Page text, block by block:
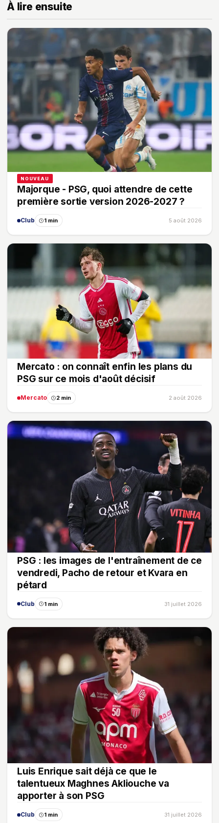
À lire ensuite
NOUVEAU
Majorque - PSG, quoi attendre de cette
première sortie version 2026-2027 ?
Club 1 min 5 août 2026
Mercato : on connaît enfin les plans du
PSG sur ce mois d'août décisif
Mercato 2 min 2 août 2026
PSG : les images de l'entraînement de ce
vendredi, Pacho de retour et Kvara en
pétard
Club 1 min 31 juillet 2026
Luis Enrique sait déjà ce que le
talentueux Maghnes Akliouche va
apporter à son PSG
Club 1 min 31 juillet 2026